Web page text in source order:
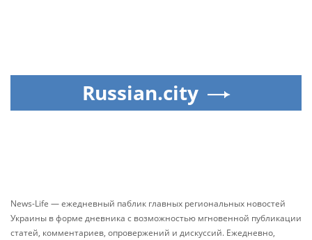
Russian.city
News-Life — ежедневный паблик главных региональных новостей
Украины в форме дневника с возможностью мгновенной публикации
статей, комментариев, опровержений и дискуссий. Ежедневно,